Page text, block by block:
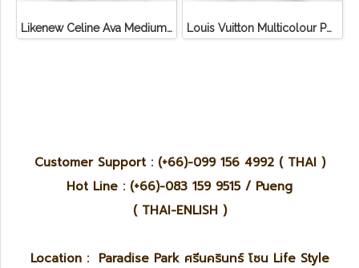
Likenew Celine Ava Medium Triomphe Canvas Louis Vuitton Multicolour Pochette Canvas
Customer Support : (+66)-099 156 4992 ( THAI )
Hot Line : (+66)-083 159 9515 / Pueng
( THAI-ENLISH )
Location : Paradise Park ศรีนครินทร์ โซน Life Style